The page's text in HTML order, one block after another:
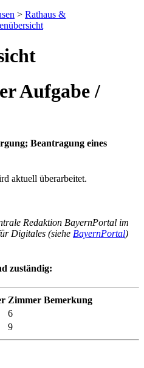
> Rathaus &
Aufgabe /
Beantragung eines
aktuell überarbeitet.
Redaktion BayernPortal im
Digitales (siehe BayernPortal)
zuständig:
Zimmer Bemerkung
6
9